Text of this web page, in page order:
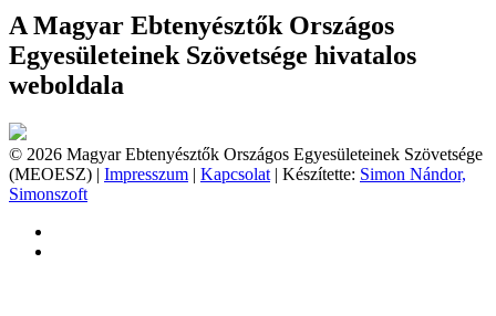
A Magyar Ebtenyésztők Országos
Egyesületeinek Szövetsége hivatalos
weboldala
© 2026 Magyar Ebtenyésztők Országos Egyesületeinek Szövetsége
(MEOESZ) | Impresszum | Kapcsolat | Készítette: Simon Nándor,
Simonszoft